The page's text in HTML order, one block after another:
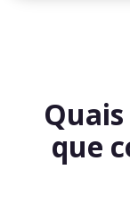
que